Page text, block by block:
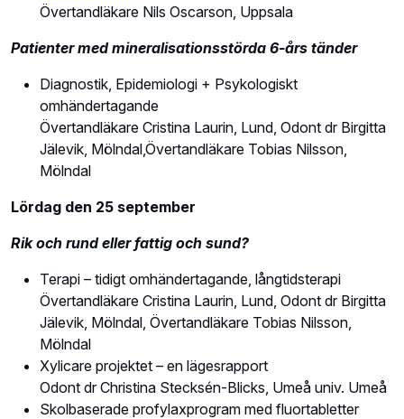
Övertandläkare Nils Oscarson, Uppsala
Patienter med mineralisationsstörda 6-års tänder
Diagnostik, Epidemiologi + Psykologiskt
omhändertagande
Övertandläkare Cristina Laurin, Lund, Odont dr Birgitta
Jälevik, Mölndal,Övertandläkare Tobias Nilsson,
Mölndal
Lördag den 25 september
Rik och rund eller fattig och sund?
Terapi – tidigt omhändertagande, långtidsterapi
Övertandläkare Cristina Laurin, Lund, Odont dr Birgitta
Jälevik, Mölndal, Övertandläkare Tobias Nilsson,
Mölndal
Xylicare projektet – en lägesrapport
Odont dr Christina Stecksén-Blicks, Umeå univ. Umeå
Skolbaserade profylaxprogram med fluortabletter